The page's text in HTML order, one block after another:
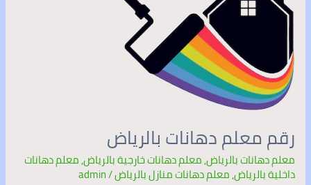
رقم معلم دهانات بالرياض
معلم دهانات بالرياض,معلم دهانات خارجية بالرياض,معلم دهانات
داخلية بالرياض,معلم دهانات منازل بالرياض/
admin
دهانات
بالرياض